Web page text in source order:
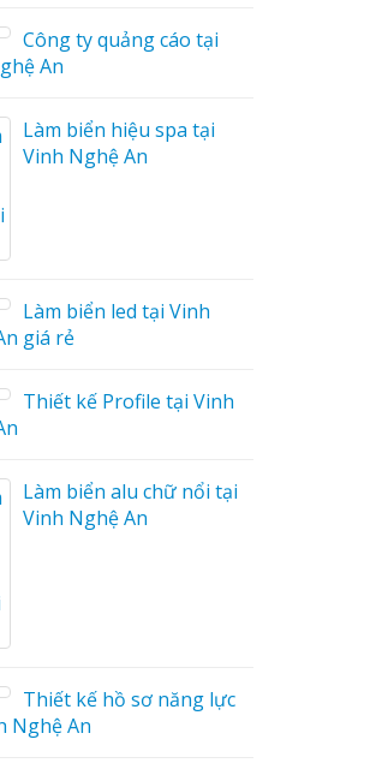
Công ty quảng cáo tại
An
Làm biển hiệu spa tại
Vinh Nghệ An
Làm biển led tại Vinh
giá rẻ
Thiết kế Profile tại Vinh
Làm biển alu chữ nổi tại
Vinh Nghệ An
Thiết kế hồ sơ năng lực
Nghệ An